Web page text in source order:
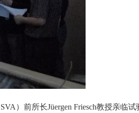
）前所长Jüergen Friesch教授亲临试